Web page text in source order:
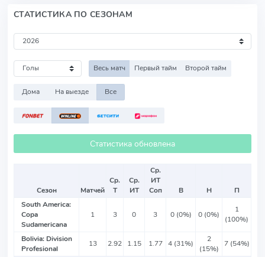
СТАТИСТИКА ПО СЕЗОНАМ
Весь матч Первый тайм Второй тайм
Дома На выезде Все
Статистика обновлена
Сезон Матчей
Ср.
Т
Ср.
ИТ
Ср.
ИТ
Соп
В Н
П
South America:
Copa
Sudamericana
1 3 0 3 0 (0%) 0 (0%)
1
(100%)
Bolivia: Division
Profesional
13 2.92 1.15 1.77 4 (31%)
2
(15%)
7 (54%)